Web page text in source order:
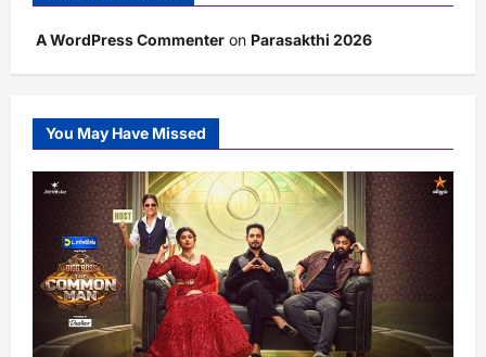
A WordPress Commenter on Parasakthi 2026
You May Have Missed